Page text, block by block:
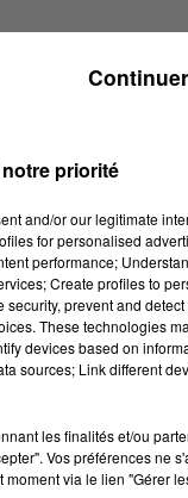
priorité
and/or our legitimate
for personalised
performance;
Create profiles to
prevent and
These technologies
devices based on
sources; Link different
les finalités et/ou
Vos préférences ne
via le lien "Gérer